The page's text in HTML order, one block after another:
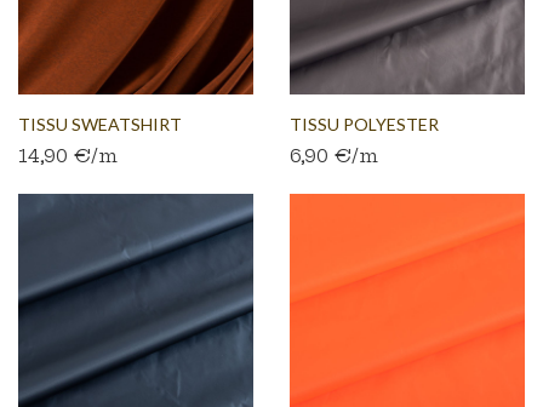
TISSU SWEATSHIRT
BROSSÉ...
14,90 €/m
TISSU POLYESTER
DÉPERLANT...
6,90 €/m